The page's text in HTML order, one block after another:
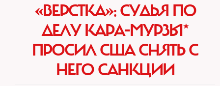
«ВЕРСТКА»‎: СУДЬЯ ПО
ДЕЛУ КАРА-МУРЗЫ*
ПРОСИЛ США СНЯТЬ С
НЕГО САНКЦИИ